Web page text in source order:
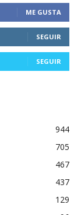
ME GUSTA
SEGUIR
SEGUIR
944
705
467
437
129